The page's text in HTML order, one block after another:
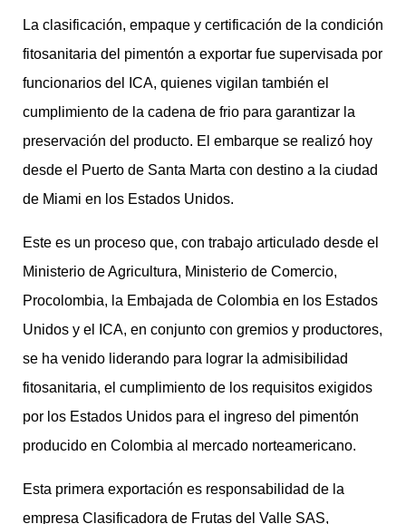
La clasificación, empaque y certificación de la condición
fitosanitaria del pimentón a exportar fue supervisada por
funcionarios del ICA, quienes vigilan también el
cumplimiento de la cadena de frio para garantizar la
preservación del producto. El embarque se realizó hoy
desde el Puerto de Santa Marta con destino a la ciudad
de Miami en los Estados Unidos.
Este es un proceso que, con trabajo articulado desde el
Ministerio de Agricultura, Ministerio de Comercio,
Procolombia, la Embajada de Colombia en los Estados
Unidos y el ICA, en conjunto con gremios y productores,
se ha venido liderando para lograr la admisibilidad
fitosanitaria, el cumplimiento de los requisitos exigidos
por los Estados Unidos para el ingreso del pimentón
producido en Colombia al mercado norteamericano.
Esta primera exportación es responsabilidad de la
empresa Clasificadora de Frutas del Valle SAS,